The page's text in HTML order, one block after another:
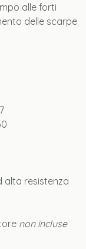
alle forti
delle scarpe
alta resistenza
non incluse